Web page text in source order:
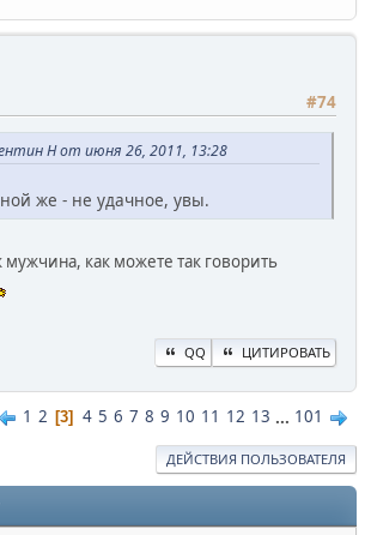
#74
Н от июня 26, 2011, 13:28
же - не удачное, увы.
мужчина, как можете так говорить
QQ ЦИТИРОВАТЬ
1 2 3 4 5 6 7 8 9 10 11 12 13 ... 101
ДЕЙСТВИЯ ПОЛЬЗОВАТЕЛЯ